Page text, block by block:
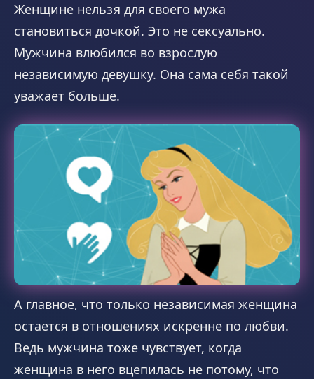
Женщине нельзя для своего мужа
становиться дочкой. Это не сексуально.
Мужчина влюбился во взрослую
независимую девушку. Она сама себя такой
уважает больше.
А главное, что только независимая женщина
остается в отношениях искренне по любви.
Ведь мужчина тоже чувствует, когда
женщина в него вцепилась не потому, что